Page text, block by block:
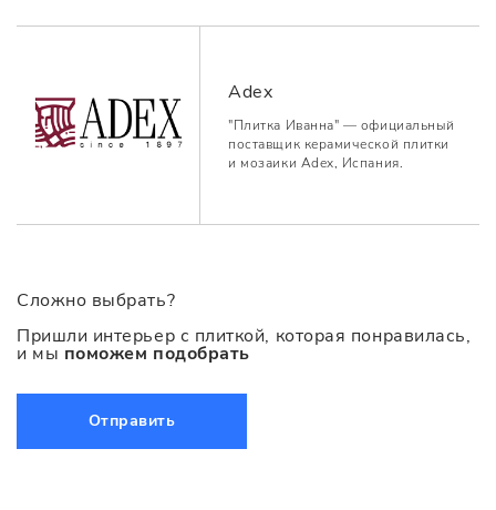
Adex
"Плитка Иванна" — официальный
поставщик керамической плитки
и мозаики Adex, Испания.
Сложно выбрать?
Пришли интерьер с плиткой, которая понравилась,
и мы поможем подобрать
Отправить